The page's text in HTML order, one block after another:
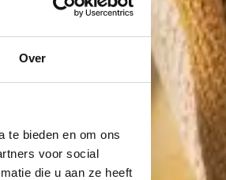
Over
te bieden en om ons
voor social
die u aan ze heeft